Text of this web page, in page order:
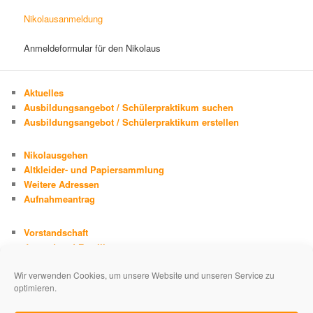
Wir verwenden Cookies, um unsere Website und unseren Service zu
optimieren.
Nikolausanmeldung
Anmeldeformular für den Nikolaus
Aktuelles
Ausbildungsangebot / Schülerpraktikum suchen
Ausbildungsangebot / Schülerpraktikum erstellen
Nikolausgehen
Altkleider- und Papiersammlung
Weitere Adressen
Aufnahmeantrag
Vorstandschaft
Jugend und Familie
Adolph Kolping
Impressum